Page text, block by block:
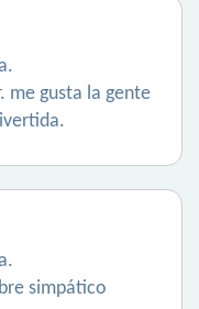
me gusta la gente
simpático